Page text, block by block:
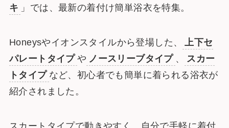
キ 」では、最新の着付け簡単浴衣を特集。
Honeysやイオンスタイルから登場した、
上下セ
パレートタイプ や ノースリーブタイプ 、
スカー
トタイプ など、初心者でも簡単に着られる浴衣が
紹介されました。
スカートタイプで動きやすく、自分で手軽に着付